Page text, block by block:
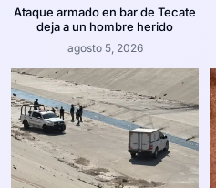
Ataque armado en bar de Tecate
deja a un hombre herido
agosto 5, 2026